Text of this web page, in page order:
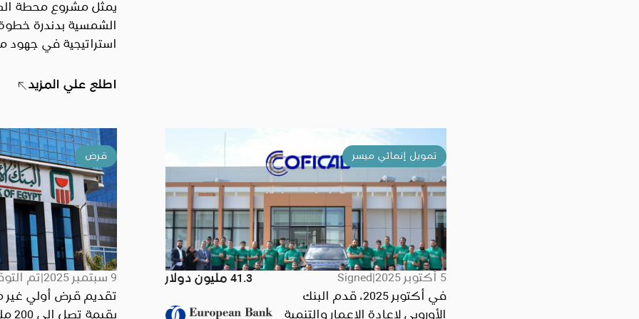
يمثل مشروع محطة
الشمسية بدندرة
استراتيجية في جهود
وتعزيز استخدام
وأهداف التنمية
تعتزم شركة سكاتك
طاقة
متردد)، مقترنة بنظام
200 ميجاوات/ساعة،
تنفيذها على
شركتها التابعة
الشمسية ش.م.م”.
اطلع علي المزيد
تمويل إنمائي ميسر
5 أكتوبر 2025 Signed
41.3 مليون دولار
في أكتوبر 2025، قدم البنك
الأوروبي لإعادة الإعمار والتنمية
قرض
9 سبتمبر 2025 تم
تقديم قرض أولي